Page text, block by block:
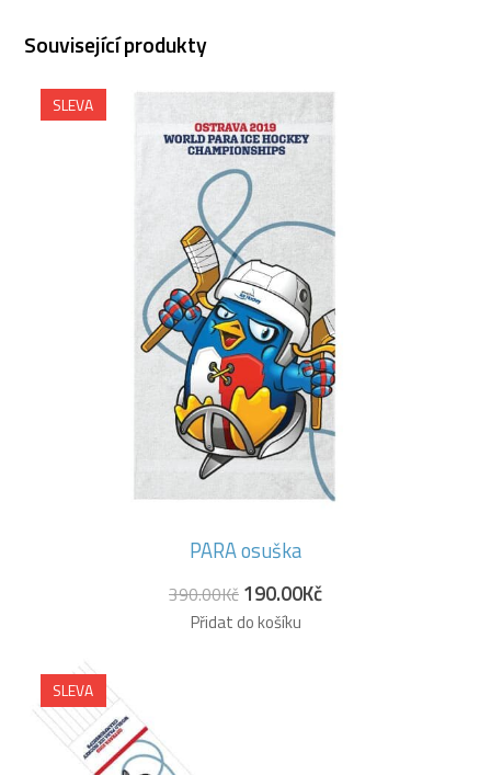
Související produkty
SLEVA
PARA osuška
390.00Kč 190.00Kč
Přidat do košíku
SLEVA